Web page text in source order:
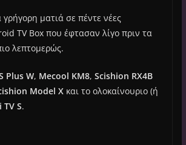
γρήγορη ματιά σε πέντε νέες
TV Box που έφτασαν λίγο πριν τα
λεπτομερώς.
Plus W, Mecool KM8, Scishion RX4B
Model Xκαι το ολοκαίνουριο (ή
S.